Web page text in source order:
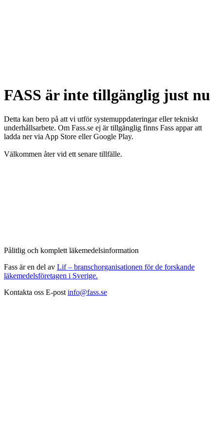
FASS är inte tillgänglig just nu
Detta kan bero på att vi utför systemuppdateringar eller tekniskt
underhållsarbete. Om Fass.se ej är tillgänglig finns Fass appar att
ladda ner via App Store eller Google Play.
Välkommen åter vid ett senare tillfälle.
Pålitlig och komplett läkemedelsinformation
Fass är en del av Lif – branschorganisationen för de forskande
läkemedelsföretagen i Sverige.
Kontakta oss E-post info@fass.se